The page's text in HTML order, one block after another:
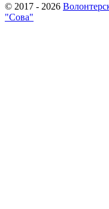
© 2017 - 2026
"Сова"